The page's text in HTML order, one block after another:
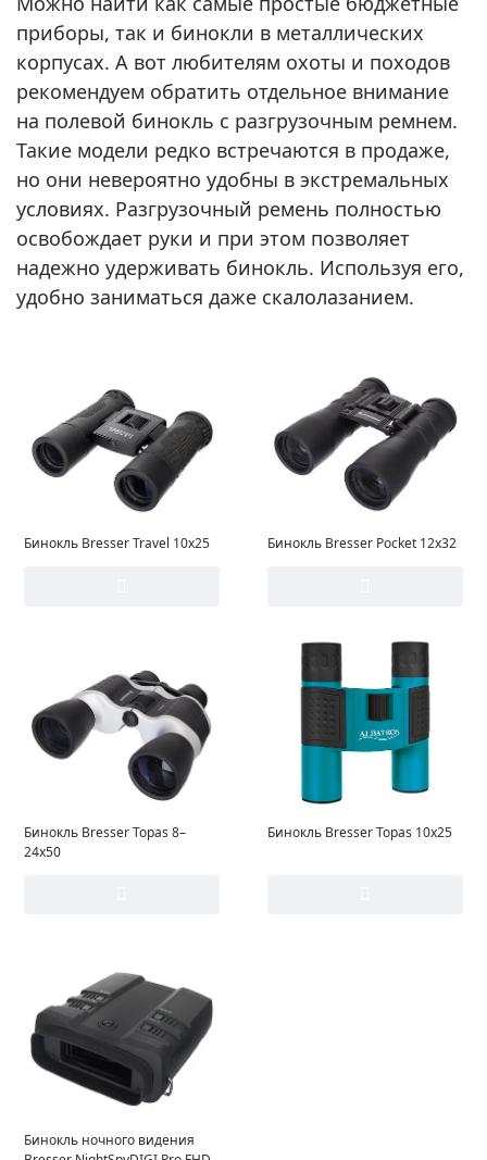
приборы, так и бинокли в металлических
корпусах. А вот любителям охоты и походов
рекомендуем обратить отдельное внимание
на полевой бинокль с разгрузочным ремнем.
Такие модели редко встречаются в продаже,
но они невероятно удобны в экстремальных
условиях. Разгрузочный ремень полностью
освобождает руки и при этом позволяет
надежно удерживать бинокль. Используя его,
удобно заниматься даже скалолазанием.
Бинокль Bresser Travel 10x25 Бинокль Bresser Pocket 12x32
Бинокль Bresser Topas 8–
24x50
Бинокль Bresser Topas 10x25
Бинокль ночного видения